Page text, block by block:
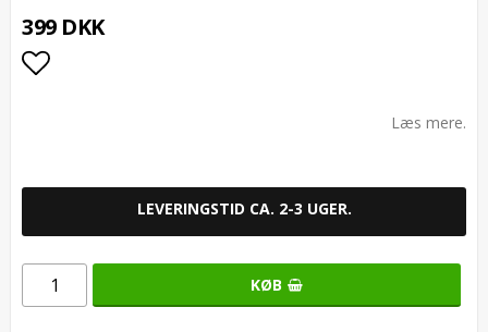
399 DKK
Læs mere.
LEVERINGSTID CA. 2-3 UGER.
KØB